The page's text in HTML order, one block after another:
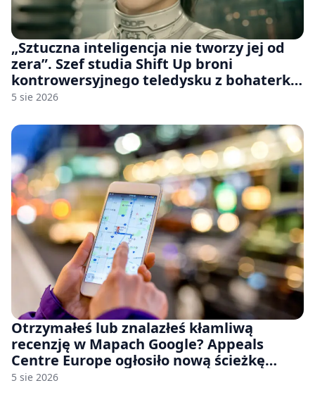
„Sztuczna inteligencja nie tworzy jej od
zera”. Szef studia Shift Up broni
kontrowersyjnego teledysku z bohaterką
Stellar Blade: Blood Rain
5 sie 2026
Otrzymałeś lub znalazłeś kłamliwą
recenzję w Mapach Google? Appeals
Centre Europe ogłosiło nową ścieżkę
odwoławczą dla firm i konsumentów
5 sie 2026